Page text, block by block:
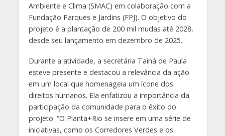
Ambiente e Clima (SMAC) em colaboração com a
Fundação Parques e Jardins (FPJ). O objetivo do
projeto é a plantação de 200 mil mudas até 2028,
desde seu lançamento em dezembro de 2025.
Durante a atividade, a secretária Tainá de Paula
esteve presente e destacou a relevância da ação
em um local que homenageia um ícone dos
direitos humanos. Ela enfatizou a importância da
participação da comunidade para o êxito do
projeto: “O Planta+Rio se insere em uma série de
iniciativas, como os Corredores Verdes e os